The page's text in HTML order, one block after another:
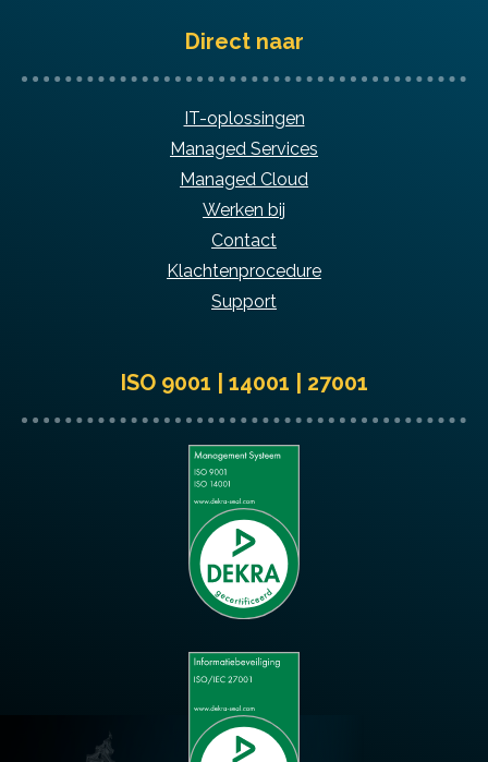
Direct naar
IT-oplossingen
Managed Services
Managed Cloud
Werken bij
Contact
Klachtenprocedure
Support
ISO 9001 | 14001 | 27001